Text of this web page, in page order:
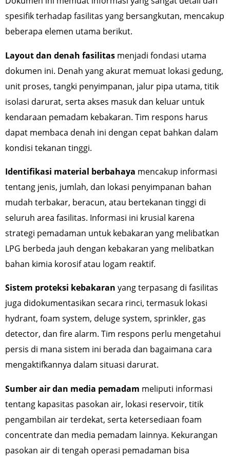
spesifik terhadap fasilitas yang bersangkutan, mencakup
beberapa elemen utama berikut.
Layout dan denah fasilitas menjadi fondasi utama
dokumen ini. Denah yang akurat memuat lokasi gedung,
unit proses, tangki penyimpanan, jalur pipa utama, titik
isolasi darurat, serta akses masuk dan keluar untuk
kendaraan pemadam kebakaran. Tim respons harus
dapat membaca denah ini dengan cepat bahkan dalam
kondisi tekanan tinggi.
Identifikasi material berbahaya mencakup informasi
tentang jenis, jumlah, dan lokasi penyimpanan bahan
mudah terbakar, beracun, atau bertekanan tinggi di
seluruh area fasilitas. Informasi ini krusial karena
strategi pemadaman untuk kebakaran yang melibatkan
LPG berbeda jauh dengan kebakaran yang melibatkan
bahan kimia korosif atau logam reaktif.
Sistem proteksi kebakaran yang terpasang di fasilitas
juga didokumentasikan secara rinci, termasuk lokasi
hydrant, foam system, deluge system, sprinkler, gas
detector, dan fire alarm. Tim respons perlu mengetahui
persis di mana sistem ini berada dan bagaimana cara
mengaktifkannya dalam situasi darurat.
Sumber air dan media pemadam meliputi informasi
tentang kapasitas pasokan air, lokasi reservoir, titik
pengambilan air terdekat, serta ketersediaan foam
concentrate dan media pemadam lainnya. Kekurangan
pasokan air di tengah operasi pemadaman bisa